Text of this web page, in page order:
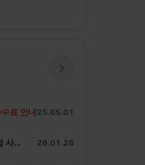
료 안내25.05.01
📱티켓나라모바일 간단하게 전용 앱처럼 사용하는 법 26.01.26